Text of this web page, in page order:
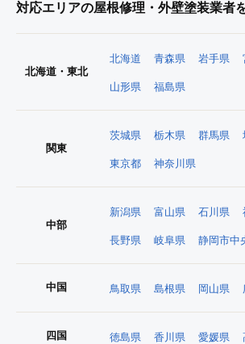
対応エリアの屋根修理・外壁塗装業者
北海道・東北
北海道 青森県 岩手県
山形県 福島県
関東
茨城県 栃木県 群馬県
東京都 神奈川県
中部
新潟県 富山県 石川県
長野県 岐阜県 静岡市中
中国 鳥取県 島根県 岡山県
四国 徳島県 香川県 愛媛県